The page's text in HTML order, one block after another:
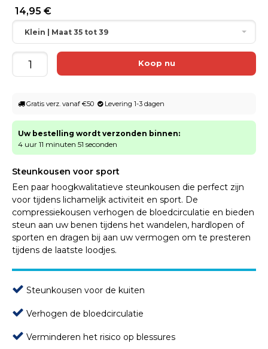
14,95 €
Klein | Maat 35 tot 39
Gratis verz. vanaf €50 Levering 1-3 dagen
Uw bestelling wordt verzonden binnen:
4 uur 11 minuten 51 seconden
Steunkousen voor sport
Een paar hoogkwalitatieve steunkousen die perfect zijn
voor tijdens lichamelijk activiteit en sport. De
compressiekousen verhogen de bloedcirculatie en bieden
steun aan uw benen tijdens het wandelen, hardlopen of
sporten en dragen bij aan uw vermogen om te presteren
tijdens de laatste loodjes.
Steunkousen voor de kuiten
Verhogen de bloedcirculatie
Verminderen het risico op blessures